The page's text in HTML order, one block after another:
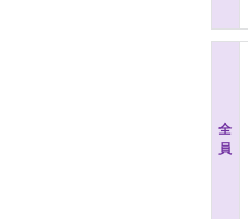
全
員